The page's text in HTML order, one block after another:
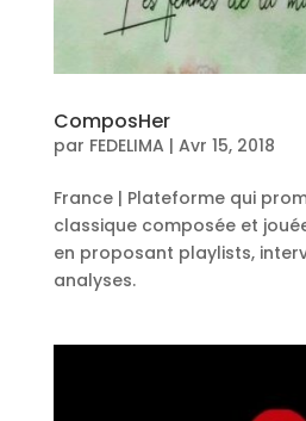
ComposHer
par FEDELIMA | Avr 15, 2018
France | Plateforme qui
classique composée et
en proposant playlists,
analyses.